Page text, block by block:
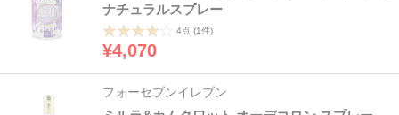
ナチュラルスプレー
4点 (1件)
¥4,070
フォーセブンイレブン